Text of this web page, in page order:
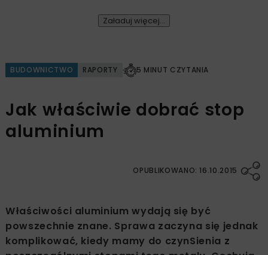
Załaduj więcej...
BUDOWNICTWO RAPORTY 5 MINUT CZYTANIA
Jak właściwie dobrać stop
aluminium
OPUBLIKOWANO: 16.10.2015
Właściwości aluminium wydają się być
powszechnie znane. Sprawa zaczyna się jednak
komplikować, kiedy mamy do czynSienia z